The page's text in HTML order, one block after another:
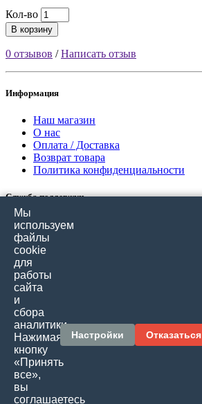
Кол-во
В корзину
0 отзывов /Написать отзыв
Информация
Наш магазин
О нас
Оплата / Доставка
Возврат товара
Политика конфиденциальности
Служба поддержки
Связаться с нами
Отзывы покупателей
Карта сайта
Дополнительно
Подарочные сертификаты
Товары со скидкой
Личный кабинет
Личный кабинет
История заказов
Мы
используем
файлы
cookie
для
работы
сайта
и
сбора
аналитики.
Нажимая
кнопку
«Принять
все»,
вы
соглашаетесь
Настройки Отказаться